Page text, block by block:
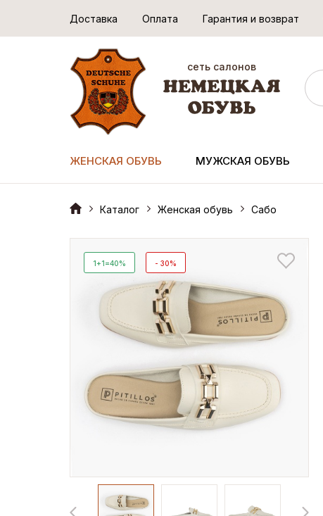
Доставка Оплата Гарантия и возврат
сеть салонов
ЖЕНСКАЯ ОБУВЬ МУЖСКАЯ ОБУВЬ
Каталог Женская обувь Сабо
1+1=40% - 30%